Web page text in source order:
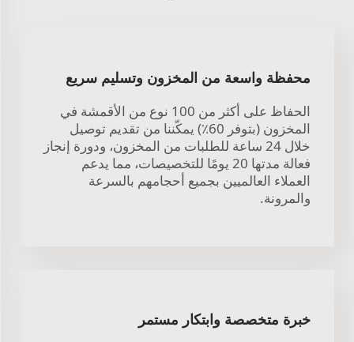
محفظة واسعة من المخزون وتسليم سريع
الحفاظ على أكثر من 100 نوع من الأقمشة في
المخزون (بتوفر 60٪) يمكّننا من تقديم توصيل
خلال 24 ساعة للطلبات من المخزون، ودورة إنجاز
فعالة مدتها 20 يومًا للتخصيصات، مما يدعم
العملاء العالميين بجميع أحجامهم بالسرعة
والمرونة.
خبرة متخصصة وابتكار مستمر